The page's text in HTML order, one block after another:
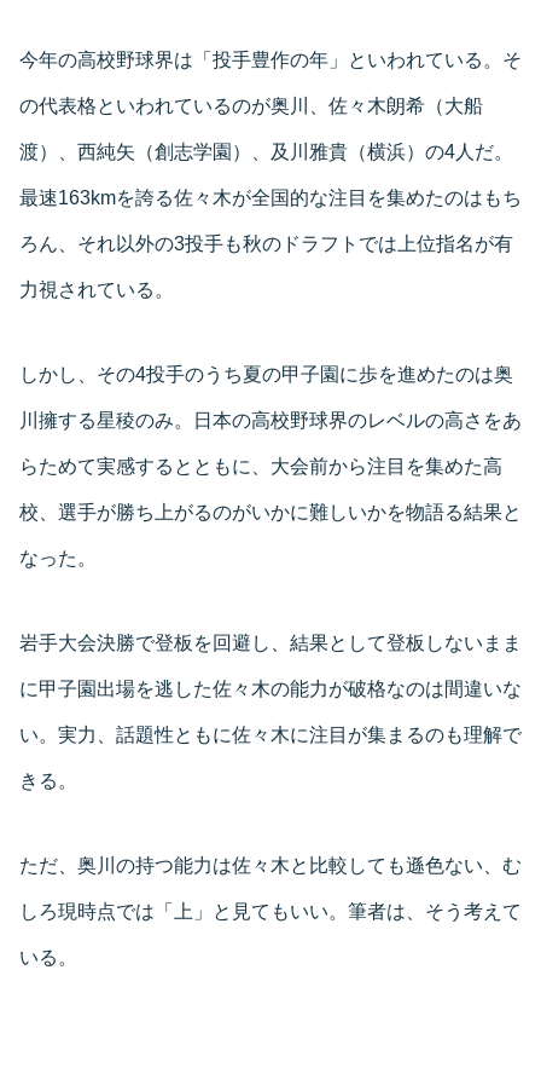
今年の高校野球界は「投手豊作の年」といわれている。そ
の代表格といわれているのが奥川、佐々木朗希（大船
渡）、西純矢（創志学園）、及川雅貴（横浜）の4人だ。
最速163kmを誇る佐々木が全国的な注目を集めたのはもち
ろん、それ以外の3投手も秋のドラフトでは上位指名が有
力視されている。
しかし、その4投手のうち夏の甲子園に歩を進めたのは奥
川擁する星稜のみ。日本の高校野球界のレベルの高さをあ
らためて実感するとともに、大会前から注目を集めた高
校、選手が勝ち上がるのがいかに難しいかを物語る結果と
なった。
岩手大会決勝で登板を回避し、結果として登板しないまま
に甲子園出場を逃した佐々木の能力が破格なのは間違いな
い。実力、話題性ともに佐々木に注目が集まるのも理解で
きる。
ただ、奥川の持つ能力は佐々木と比較しても遜色ない、む
しろ現時点では「上」と見てもいい。筆者は、そう考えて
いる。